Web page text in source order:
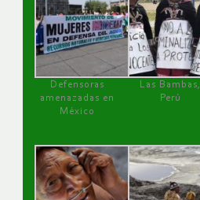
Defensoras
amenazadas en
México
Las Bambas,
Perú